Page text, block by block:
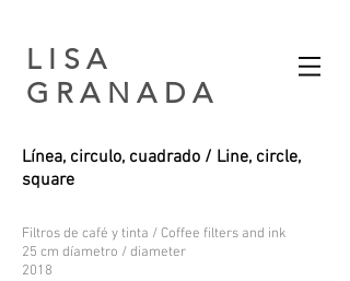
L I S A
G R A N A D A​
Línea, circulo, cuadrado / Line, circle,
square
Filtros de café y tinta / Coffee filters and ink
25 cm díametro / diameter
2018